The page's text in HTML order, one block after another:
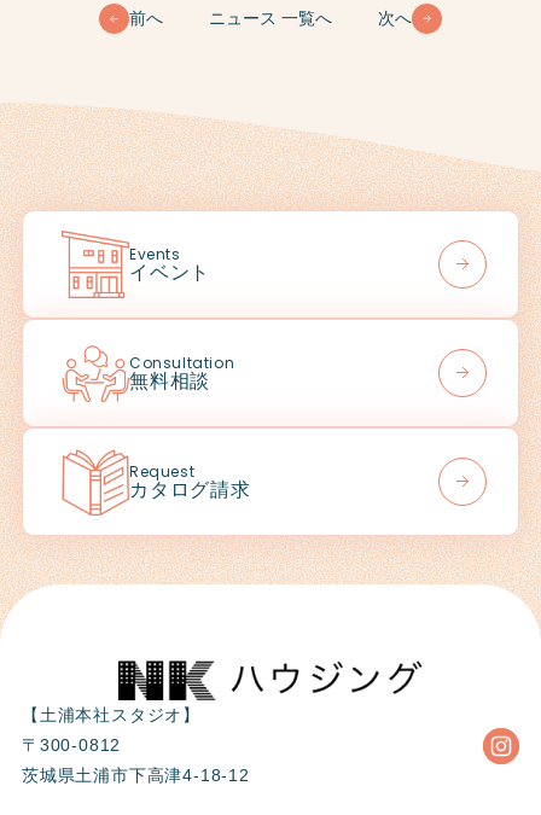
前へ ニュース 一覧へ 次へ
Events
イベント
Consultation
無料相談
Request
カタログ請求
【土浦本社スタジオ】
〒300-0812
茨城県土浦市下高津4-18-12